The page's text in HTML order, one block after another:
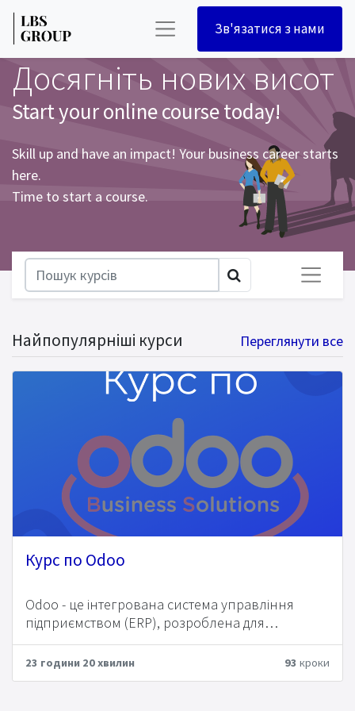
Зв'язатися з нами
Досягніть нових висот
Start your online course today!
Skill up and have an impact! Your business career starts
here.
Time to start a course.
Переглянути все
Найпопулярніші курси
Курс по Odoo
Odoo - це інтегрована система управління
підприємством (ERP), розроблена для
автоматизації бізнес-процесів та керування
різними аспектами компанії. Це відкрите
програмне забезпечення, яке надає широкий
23 години 20 хвилин 93 кроки